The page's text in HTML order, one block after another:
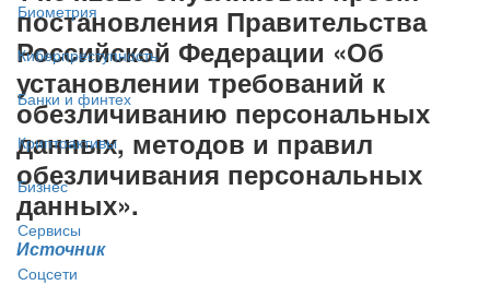
Биометрия
Киберпреступность
Банки и финтех
Криптоактивы
Бизнес
Сервисы
Соцсети
постановления Правительства
Российской Федерации «Об
установлении требований к
обезличиванию персональных
данных, методов и правил
обезличивания персональных
данных».
Источник